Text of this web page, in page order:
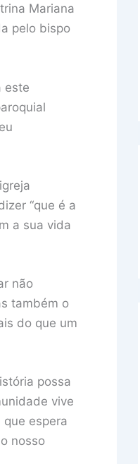
Mariana
pelo bispo
este
“que é a
a sua vida
não
também o
do que um
possa
vive
espera
nosso